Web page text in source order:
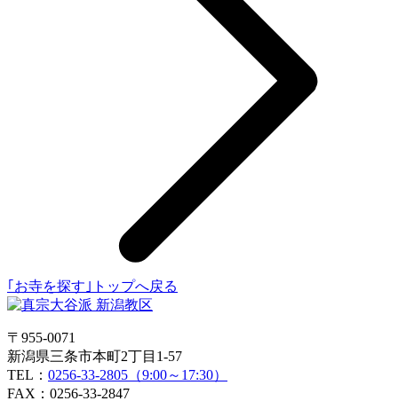
｢お寺を探す｣トップへ戻る
〒955-0071
新潟県三条市本町2丁目1-57
TEL： 0256-33-2805（9:00～17:30）
FAX：0256-33-2847